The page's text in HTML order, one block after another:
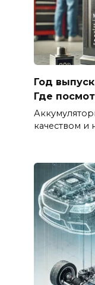
Год
Где
качеством и